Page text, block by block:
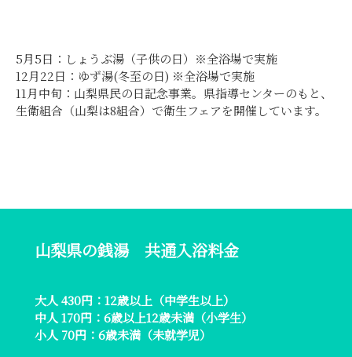
5月5日：しょうぶ湯（子供の日）※全浴場で実施
12月22日：ゆず湯(冬至の日) ※全浴場で実施
11月中旬：山梨県民の日記念事業。県指導センターのもと、
生衛組合（山梨は8組合）で衛生フェアを開催しています。
山梨県の銭湯 共通入浴料金
大人 430円：12歳以上（中学生以上）
中人 170円：6歳以上12歳未満（小学生）
小人 70円：6歳未満（未就学児）